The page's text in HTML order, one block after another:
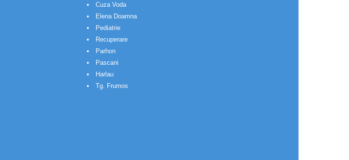
Cuza Voda
Elena Doamna
Pediatrie
Recuperare
Parhon
Pascani
Harlau
Tg. Frumos